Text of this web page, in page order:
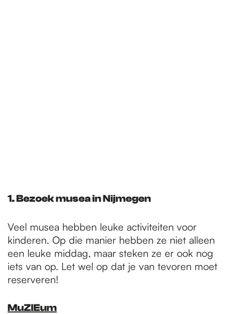
1. Bezoek musea in Nijmegen
Veel musea hebben leuke activiteiten voor
kinderen. Op die manier hebben ze niet alleen
een leuke middag, maar steken ze er ook nog
iets van op. Let wel op dat je van tevoren moet
reserveren!
MuZIEum